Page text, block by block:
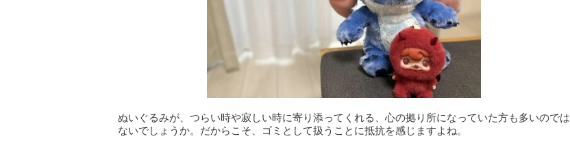
ぬいぐるみが、つらい時や寂しい時に寄り添ってくれる、心の拠り所になっていた方も多いのでは
ないでしょうか。だからこそ、ゴミとして扱うことに抵抗を感じますよね。